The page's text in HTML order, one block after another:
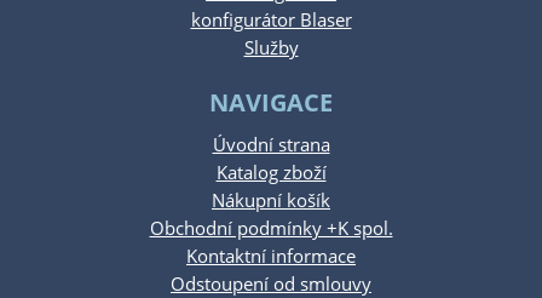
konfigurátor Blaser
Služby
NAVIGACE
Úvodní strana
Katalog zboží
Nákupní košík
Obchodní podmínky +K spol.
Kontaktní informace
Odstoupení od smlouvy